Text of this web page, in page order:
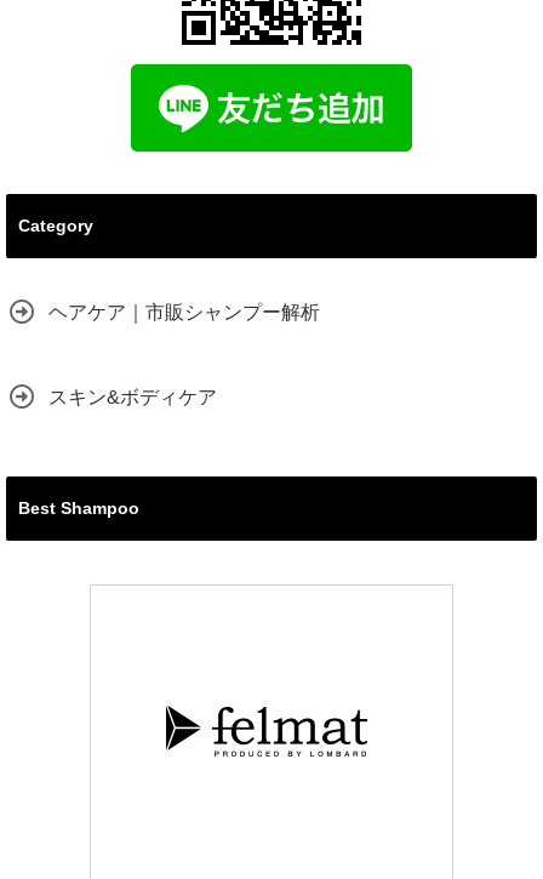
Category
ヘアケア｜市販シャンプー解析
スキン&ボディケア
Best Shampoo